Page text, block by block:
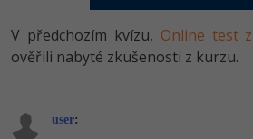
HTML5, CSS3, Bootstrap,
SQL a databáze
PHP
JavaScript
Specialista na AI a bigdata
JavaScript -80%
V předchozím kvízu, Online test
ověřili nabyté zkušenosti z kurzu.
user: